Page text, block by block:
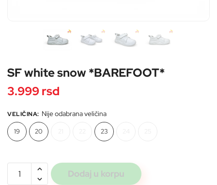
SF white snow *BAREFOOT*
3.999rsd
VELIČINA: Nije odabrana veličina
19 20 23
white
Dodaj u korpu